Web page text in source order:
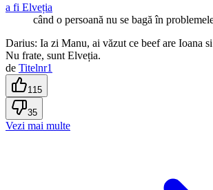
a fi Elveția
când o persoană nu se bagă în
Darius: Ia zi Manu, ai văzut ce beef are Ioana
Nu frate, sunt Elveția.
de Titelnr1
115
35
Vezi mai multe